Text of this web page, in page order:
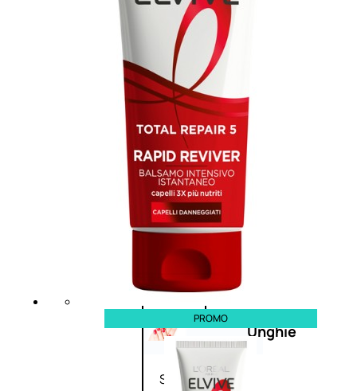
Palette
viso
Primer
viso
Fondotinta
Cipria
Fard/Blush
Illuminante
viso
Terre
abbronzanti
Fissatore
trucco
Unghie
Smalto
PROMO